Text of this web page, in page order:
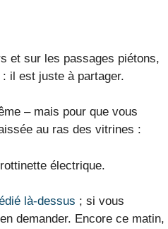
et sur les passages piétons,
il est juste à partager.
– mais pour que vous
au ras des vitrines :
électrique.
là-dessus ; si vous
demander. Encore ce matin,